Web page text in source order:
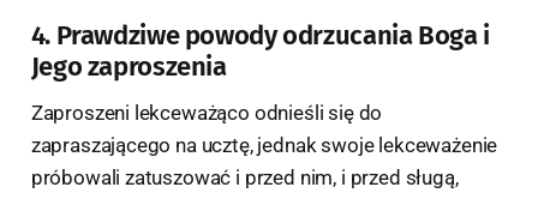
4. Prawdziwe powody odrzucania Boga i
Jego zaproszenia
Zaproszeni lekceważąco odnieśli się do
zapraszającego na ucztę, jednak swoje lekceważenie
próbowali zatuszować i przed nim, i przed sługą,